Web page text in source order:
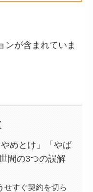
が含まれていま
めとけ」「やば
間の3つの誤解
すぐ契約を切ら